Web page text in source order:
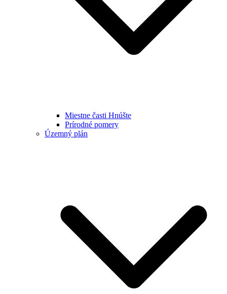
Miestne časti Hnúšte
Prírodné pomery
Územný plán